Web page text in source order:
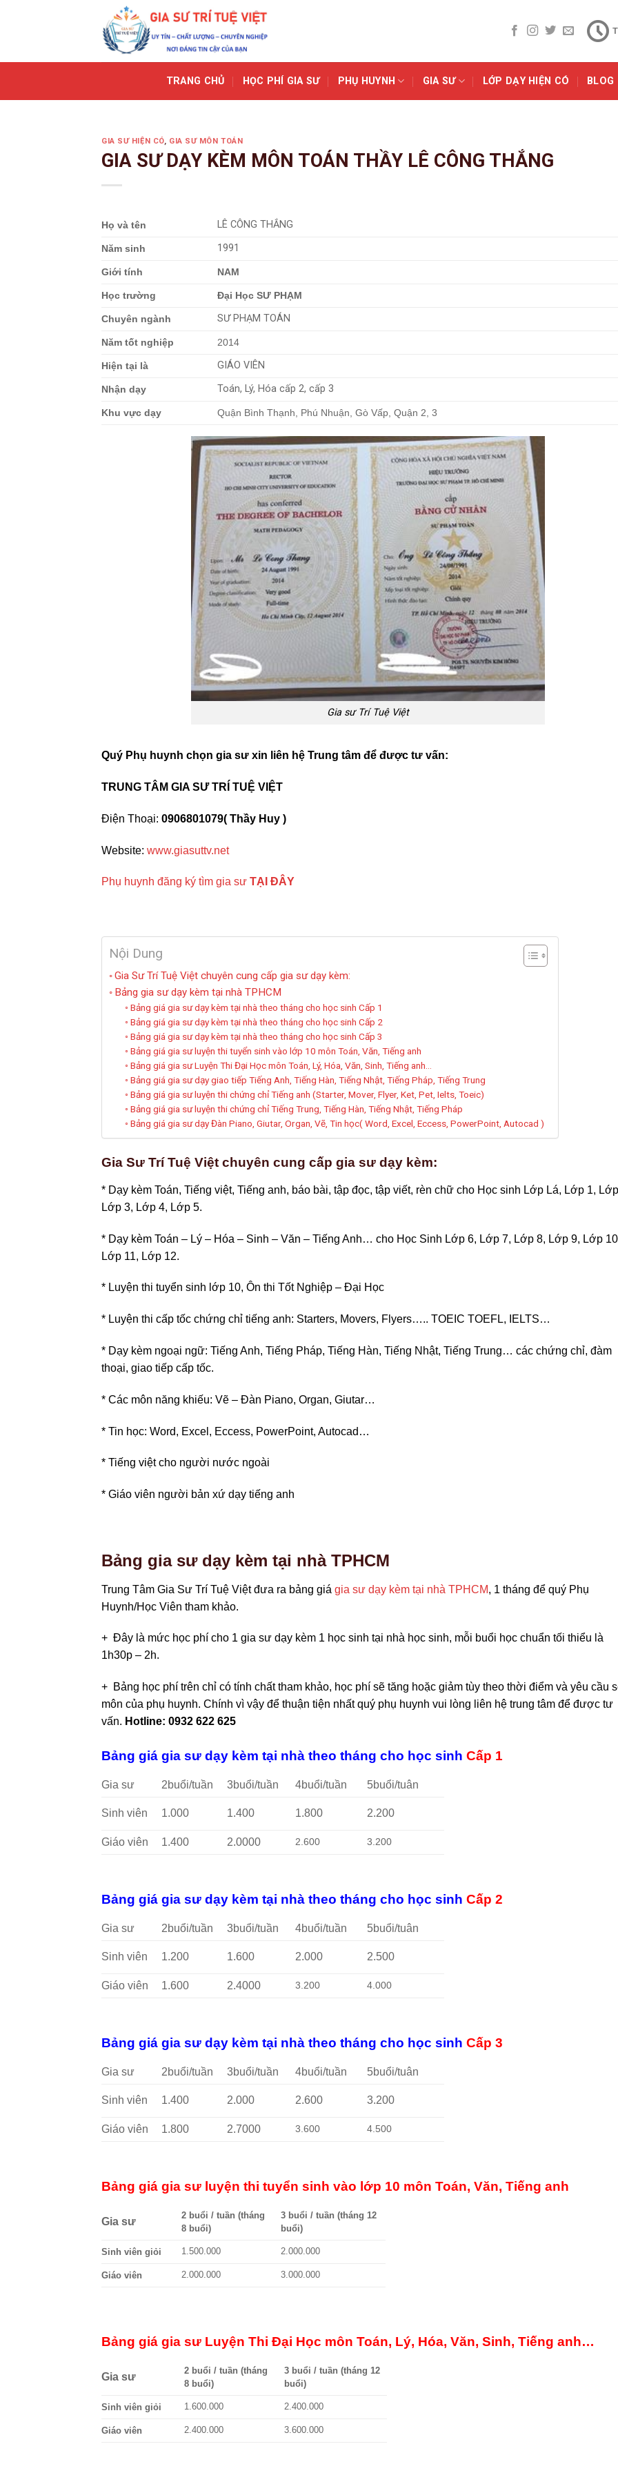
TRANG CHỦ HỌC PHÍ GIA SƯ PHỤ HUYNH GIA SƯ LỚP DẠY HIỆN CÓ BLOG
GIA SƯ HIỆN CÓ, GIA SƯ MÔN TOÁN
GIA SƯ DẠY KÈM MÔN TOÁN THẦY LÊ CÔNG THẮNG
Họ và tên LÊ CÔNG THẮNG
Năm sinh 1991
Giới tính NAM
Học trường Đại Học SƯ PHẠM
Chuyên ngành SƯ PHẠM TOÁN
Năm tốt nghiệp 2014
Hiện tại là GIÁO VIÊN
Nhận dạy Toán, Lý, Hóa cấp 2, cấp 3
Khu vực dạy Quận Bình Thạnh, Phú Nhuận, Gò Vấp, Quận 2, 3
Gia sư Trí Tuệ Việt
Quý Phụ huynh chọn gia sư xin liên hệ Trung tâm để được tư vấn:
TRUNG TÂM GIA SƯ TRÍ TUỆ VIỆT
Điện Thoại: 0906801079( Thầy Huy )
Website: www.giasuttv.net
Phụ huynh đăng ký tìm gia sư TẠI ĐÂY
Nội Dung
Gia Sư Trí Tuệ Việt chuyên cung cấp gia sư dạy kèm:
Bảng gia sư dạy kèm tại nhà TPHCM
Bảng giá gia sư dạy kèm tại nhà theo tháng cho học sinh Cấp 1
Bảng giá gia sư dạy kèm tại nhà theo tháng cho học sinh Cấp 2
Bảng giá gia sư dạy kèm tại nhà theo tháng cho học sinh Cấp 3
Bảng giá gia sư luyện thi tuyển sinh vào lớp 10 môn Toán, Văn, Tiếng anh
Bảng giá gia sư Luyện Thi Đại Học môn Toán, Lý, Hóa, Văn, Sinh, Tiếng anh…
Bảng giá gia sư dạy giao tiếp Tiếng Anh, Tiếng Hàn, Tiếng Nhật, Tiếng Pháp, Tiếng Trung
Bảng giá gia sư luyện thi chứng chỉ Tiếng anh (Starter, Mover, Flyer, Ket, Pet, Ielts, Toeic)
Bảng giá gia sư luyện thi chứng chỉ Tiếng Trung, Tiếng Hàn, Tiếng Nhật, Tiếng Pháp
Bảng giá gia sư dạy Đàn Piano, Giutar, Organ, Vẽ, Tin học( Word, Excel, Eccess, PowerPoint, Autocad )
Gia Sư Trí Tuệ Việt chuyên cung cấp gia sư dạy kèm:
* Dạy kèm Toán, Tiếng việt, Tiếng anh, báo bài, tập đọc, tập viết, rèn chữ cho Học sinh Lớp Lá, Lớp 1,
Lớp 3, Lớp 4, Lớp 5.
* Dạy kèm Toán – Lý – Hóa – Sinh – Văn – Tiếng Anh… cho Học Sinh Lớp 6, Lớp 7, Lớp 8, Lớp 9, Lớp
Lớp 11, Lớp 12.
* Luyện thi tuyển sinh lớp 10, Ôn thi Tốt Nghiệp – Đại Học
* Luyện thi cấp tốc chứng chỉ tiếng anh: Starters, Movers, Flyers….. TOEIC TOEFL, IELTS…
* Dạy kèm ngoại ngữ: Tiếng Anh, Tiếng Pháp, Tiếng Hàn, Tiếng Nhật, Tiếng Trung… các chứng chỉ, đàm
thoại, giao tiếp cấp tốc.
* Các môn năng khiếu: Vẽ – Đàn Piano, Organ, Giutar…
* Tin học: Word, Excel, Eccess, PowerPoint, Autocad…
* Tiếng việt cho người nước ngoài
* Giáo viên người bản xứ dạy tiếng anh
Bảng gia sư dạy kèm tại nhà TPHCM
Trung Tâm Gia Sư Trí Tuệ Việt đưa ra bảng giá gia sư dạy kèm tại nhà TPHCM, 1 tháng để quý Phụ
Huynh/Học Viên tham khảo.
+ Đây là mức học phí cho 1 gia sư dạy kèm 1 học sinh tại nhà học sinh, mỗi buổi học chuẩn tối thiểu là
1h30p – 2h.
+ Bảng học phí trên chỉ có tính chất tham khảo, học phí sẽ tăng hoặc giảm tùy theo thời điểm và yêu cầu
môn của phụ huynh. Chính vì vậy để thuận tiện nhất quý phụ huynh vui lòng liên hệ trung tâm để được tư
vấn. Hotline: 0932 622 625
Bảng giá gia sư dạy kèm tại nhà theo tháng cho học sinh Cấp 1
Gia sư 2buổi/tuần 3buổi/tuần 4buổi/tuần 5buổi/tuân
Sinh viên 1.000 1.400 1.800 2.200
Giáo viên 1.400 2.0000 2.600 3.200
Bảng giá gia sư dạy kèm tại nhà theo tháng cho học sinh Cấp 2
Gia sư 2buổi/tuần 3buổi/tuần 4buổi/tuần 5buổi/tuân
Sinh viên 1.200 1.600 2.000 2.500
Giáo viên 1.600 2.4000 3.200 4.000
Bảng giá gia sư dạy kèm tại nhà theo tháng cho học sinh Cấp 3
Gia sư 2buổi/tuần 3buổi/tuần 4buổi/tuần 5buổi/tuân
Sinh viên 1.400 2.000 2.600 3.200
Giáo viên 1.800 2.7000 3.600 4.500
Bảng giá gia sư luyện thi tuyển sinh vào lớp 10 môn Toán, Văn, Tiếng anh
Gia sư
2 buổi / tuần (tháng
8 buổi)
3 buổi / tuần (tháng 12
buổi)
Sinh viên giỏi 1.500.000 2.000.000
Giáo viên 2.000.000 3.000.000
Bảng giá gia sư Luyện Thi Đại Học môn Toán, Lý, Hóa, Văn, Sinh, Tiếng anh…
Gia sư
2 buổi / tuần (tháng
8 buổi)
3 buổi / tuần (tháng 12
buổi)
Sinh viên giỏi 1.600.000 2.400.000
Giáo viên 2.400.000 3.600.000